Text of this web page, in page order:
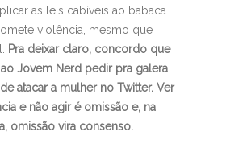
as leis cabíveis ao babaca
violência, mesmo que
Pra deixar claro, concordo que
Jovem Nerd pedir pra galera
atacar a mulher no Twitter. Ver
e não agir é omissão e, na
omissão vira consenso.